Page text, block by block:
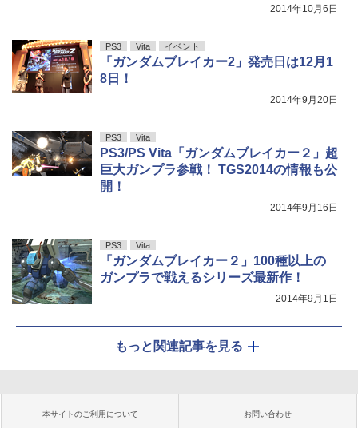
2014年10月6日
PS3 Vita イベント
「ガンダムブレイカー2」発売日は12月1
8日！
2014年9月20日
PS3 Vita
PS3/PS Vita「ガンダムブレイカー２」超
巨大ガンプラ参戦！ TGS2014の情報も公
開！
2014年9月16日
PS3 Vita
「ガンダムブレイカー２」100種以上の
ガンプラで戦えるシリーズ最新作！
2014年9月1日
もっと関連記事を見る
本サイトのご利用について お問い合わせ